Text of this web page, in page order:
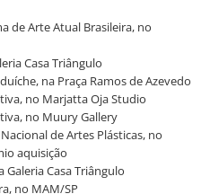
de Arte Atual Brasileira, no
Casa Triângulo
na Praça Ramos de Azevedo
no Marjatta Oja Studio
no Muury Gallery
Nacional de Artes Plásticas, no
aquisição
Galeria Casa Triângulo
no MAM/SP